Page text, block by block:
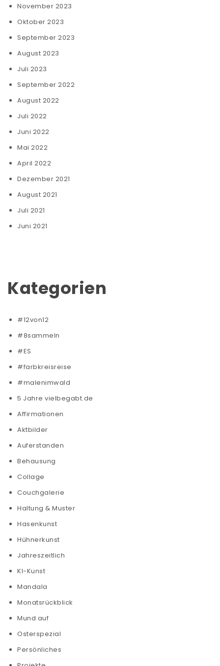
November 2023
Oktober 2023
September 2023
August 2023
Juli 2023
September 2022
August 2022
Juli 2022
Juni 2022
Mai 2022
April 2022
Dezember 2021
August 2021
Juli 2021
Juni 2021
Kategorien
#12von12
#8sammeln
#ES
#farbkreisreise
#malenimwald
5 Jahre vielbegabt.de
Affirmationen
Aktbilder
Auferstanden
Behausung
Collage
Couchgalerie
Haltung & Muster
Hasenkunst
Hühnerkunst
Jahreszeitlich
KI-Kunst
Mandala
Monatsrückblick
Mund auf
Osterspezial
Persönliches